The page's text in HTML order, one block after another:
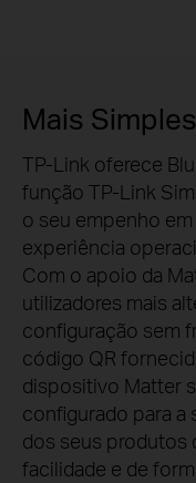
Mais
TP-Link oferece
função TP-Link
o seu empenho
experiência
Com o apoio da
utilizadores mais
configuração sem
código QR
dispositivo Matter
configurado para a
dos seus
facilidade e de